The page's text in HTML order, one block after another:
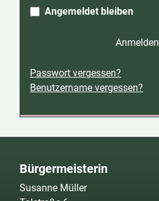
Angemeldet bleiben
Anmelden
Passwort vergessen?
Benutzername vergessen?
Bürgermeisterin
Susanne Müller